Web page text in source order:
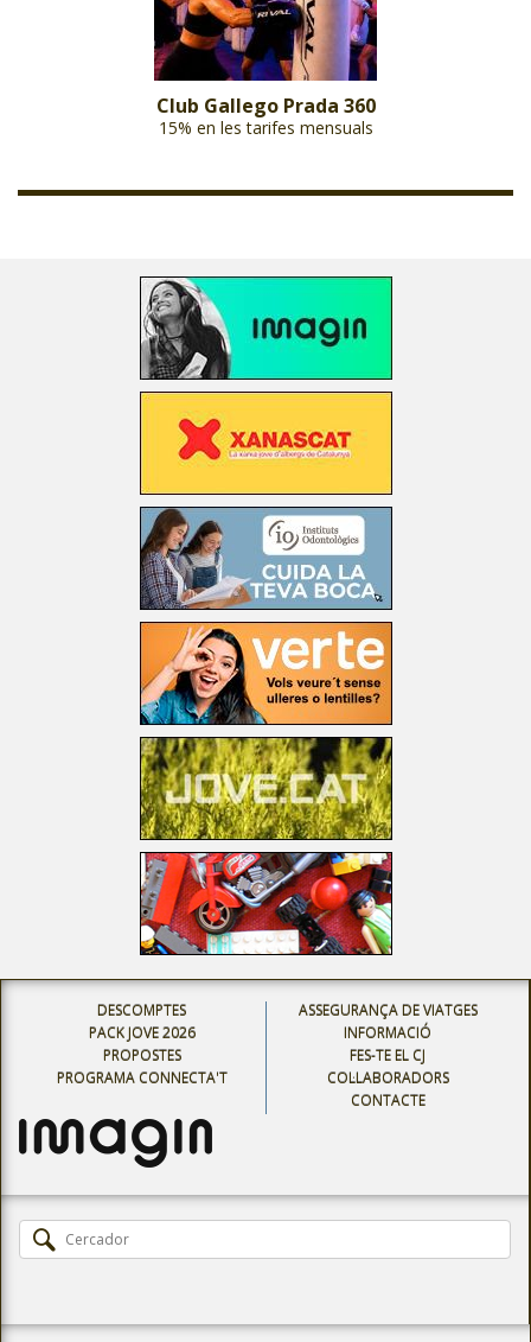
Club Gallego Prada 360
15% en les tarifes mensuals
DESCOMPTES
PACK JOVE 2026
PROPOSTES
PROGRAMA CONNECTA'T
ASSEGURANÇA DE VIATGES
INFORMACIÓ
FES-TE EL CJ
COL·LABORADORS
CONTACTE